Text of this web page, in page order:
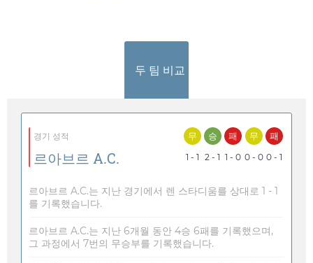
두 팀 비교
경기 성적
르아브르 A.C.
무
1 - 1
승
2 - 1
패
1 - 0
무
0 - 0
패
0 - 1
르아브르 A.C.는 지난 경기에서 렌 스타디움를 상대로 1 - 1
를 기록했습니다.
르아브르 A.C.는 지난 6개월 동안 4승 6패를 기록했으며,
그 과정에서 7번의 무승부를 기록했습니다.